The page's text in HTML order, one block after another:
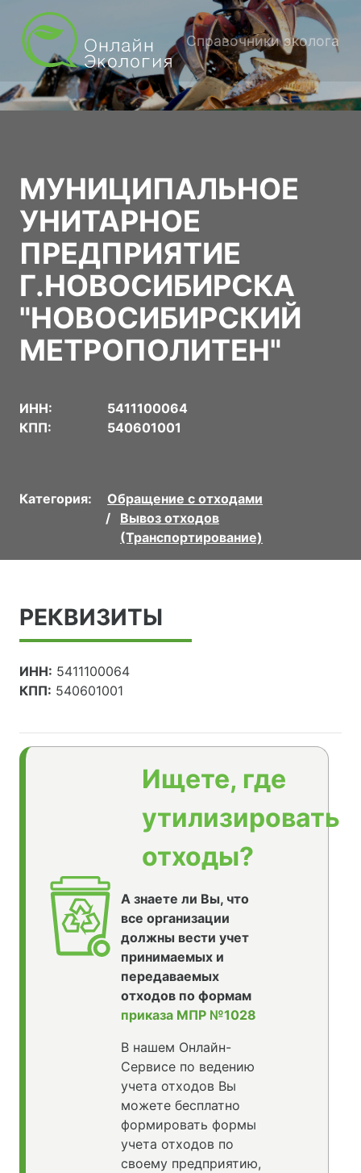
Справочники эколога
МУНИЦИПАЛЬНОЕ
УНИТАРНОЕ
ПРЕДПРИЯТИЕ
Г.НОВОСИБИРСКА
"НОВОСИБИРСКИЙ
МЕТРОПОЛИТЕН"
ИНН:
5411100064
КПП:
540601001
Категория:
Обращение с отходами
Вывоз отходов
(Транспортирование)
РЕКВИЗИТЫ
ИНН: 5411100064
КПП: 540601001
Ищете, где
утилизировать
отходы?
А знаете ли Вы, что
все организации
должны вести учет
принимаемых и
передаваемых
отходов по формам
приказа МПР №1028
В нашем Онлайн-
Сервисе по ведению
учета отходов Вы
можете бесплатно
формировать формы
учета отходов по
своему предприятию,